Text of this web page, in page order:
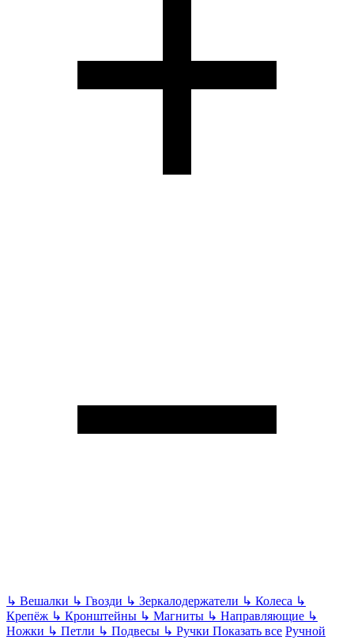
↳ Вешалки ↳ Гвозди ↳ Зеркалодержатели ↳ Колеса ↳
Крепёж ↳ Кронштейны ↳ Магниты ↳ Направляющие ↳
Ножки ↳ Петли ↳ Подвесы ↳ Ручки Показать все Ручной